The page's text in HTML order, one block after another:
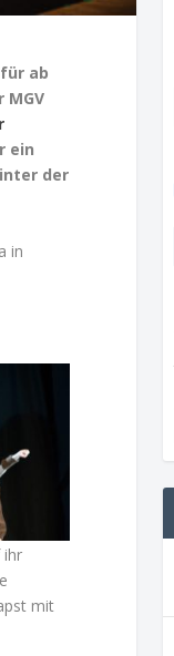
ab
MGV
ein
der
in
ihr
mit